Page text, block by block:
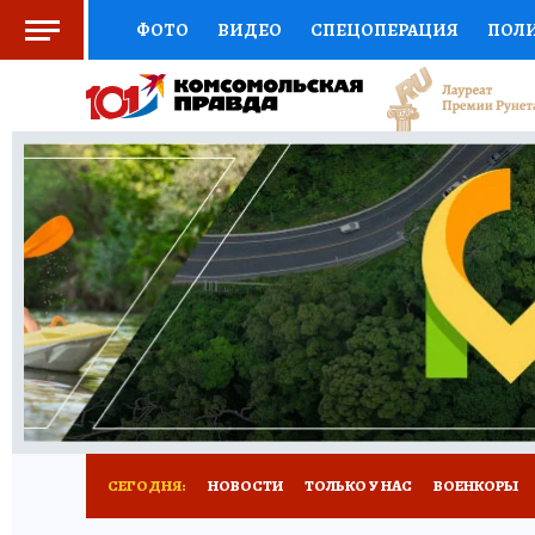
ФОТО ВИДЕО СПЕЦОПЕРАЦИЯ
СОЦПОДДЕРЖКА НАУКА СПОРТ
ВЫБОР ЭКСПЕРТОВ ДОКТОР
КНИЖНАЯ ПОЛКА ПРОГНОЗЫ НА СПОРТ
ПРЕСС-ЦЕНТР НЕДВИЖИМОСТЬ
РАДИО КП РЕКЛАМА ТЕСТЫ НОВОЕ
СЕГОДНЯ: НОВОСТИ ТОЛЬКО У НАС ВОЕНКОРЫ